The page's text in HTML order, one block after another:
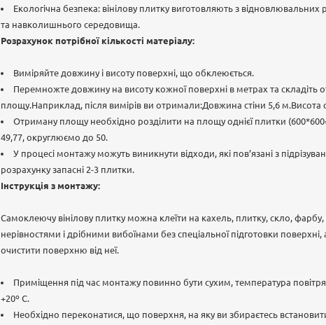
Екологічна безпека: вінілову плитку виготовляють з
та навколишнього середовища.
Розрахунок потрібної кількості матеріалу:
Виміряйте довжину і висоту поверхні, що обклеюється.
Перемножте довжину на висоту кожної поверхні в метрах та складіть
площу.Наприклад, після вимірів ви отримали:Довжина стіни 5,6 м.Висота
Отриману площу необхідно розділити на площу однієї плитки
49,77, округлюємо до 50.
У процесі монтажу можуть виникнути відходи, які пов’язані з
розрахунку запасні 2-3 плитки.
Інструкція з монтажу:
Самоклеючу вінілову плитку можна клеїти на кахель, плитку, скло,
нерівностями і дрібними вибоїнами без спеціальної підготовки
очистити поверхню від неї.
Приміщення під час монтажу повинно бути сухим, температура
+20º С.
Необхідно переконатися, що поверхня, на яку ви збираєтесь